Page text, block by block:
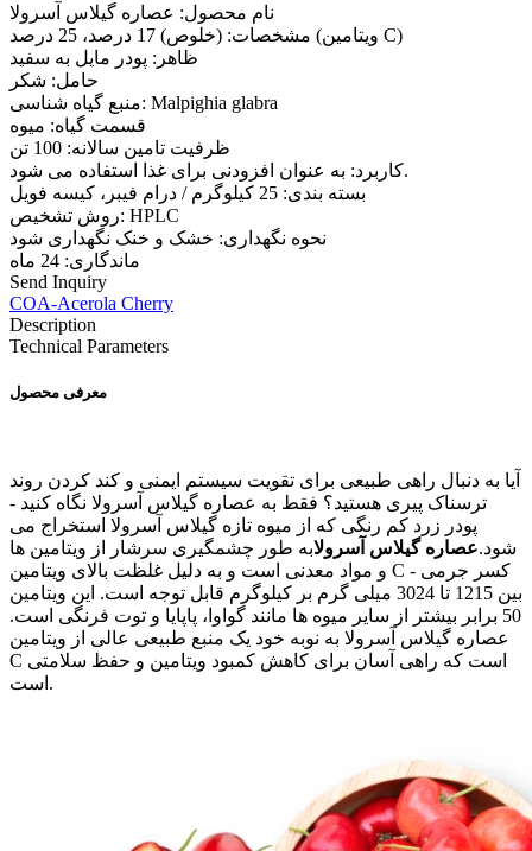
نام محصول: عصاره گیلاس آسرولا
مشخصات: (خلوص) 17 درصد، 25 درصد (ویتامین C)
ظاهر: پودر مایل به سفید
حامل: شکر
منبع گیاه شناسی: Malpighia glabra
قسمت گیاه: میوه
ظرفیت تامین سالانه: 100 تن
کاربرد: به عنوان افزودنی برای غذا استفاده می شود.
بسته بندی: 25 کیلوگرم / درام فیبر، کیسه فویل
روش تشخیص: HPLC
نحوه نگهداری: خشک و خنک نگهداری شود
ماندگاری: 24 ماه
Send Inquiry
COA-Acerola Cherry
Description
Technical Parameters
معرفی محصول
آیا به دنبال راهی طبیعی برای تقویت سیستم ایمنی و کند کردن روند
ترسناک پیری هستید؟ فقط به عصاره گیلاس آسرولا نگاه کنید -
پودر زرد کم رنگی که از میوه تازه گیلاس آسرولا استخراج می
شود.عصاره گیلاس آسرولابه طور چشمگیری سرشار از ویتامین ها
و مواد معدنی است و به دلیل غلظت بالای ویتامین C - کسر جرمی
بین 1215 تا 3024 میلی گرم بر کیلوگرم قابل توجه است. این ویتامین
50 برابر بیشتر از سایر میوه ها مانند گواوا، پاپایا و توت فرنگی است.
عصاره گیلاس آسرولا به نوبه خود یک منبع طبیعی عالی از ویتامین
C است که راهی آسان برای کاهش کمبود ویتامین و حفظ سلامتی
است.